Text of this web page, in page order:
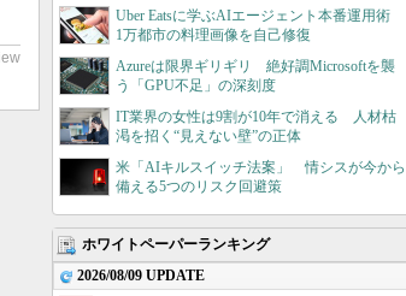
Uber Eatsに学ぶAIエージェント本番運用術
1万都市の料理画像を自己修復
Azureは限界ギリギリ 絶好調Microsoftを襲
う「GPU不足」の深刻度
IT業界の女性は9割が10年で消える 人材枯
渇を招く“見えない壁”の正体
米「AIキルスイッチ法案」 情シスが今から
備える5つのリスク回避策
ホワイトペーパーランキング
2026/08/09 UPDATE